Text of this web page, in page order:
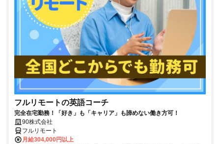
フルリモートの英語コーチ
完全在宅勤務！「好き」も「キャリア」も諦めない働き方可！
90株式会社
フルリモート
月給304,000円以上